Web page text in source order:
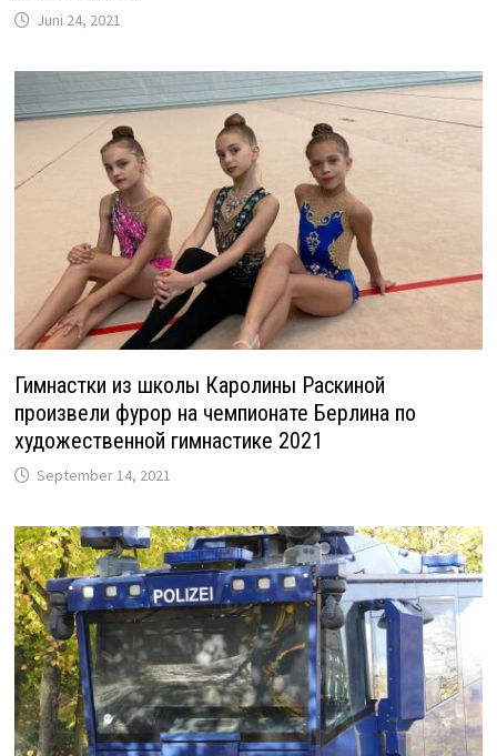
Juni 24, 2021
Гимнастки из школы Каролины Раскиной
произвели фурор на чемпионате Берлина по
художественной гимнастике 2021
September 14, 2021